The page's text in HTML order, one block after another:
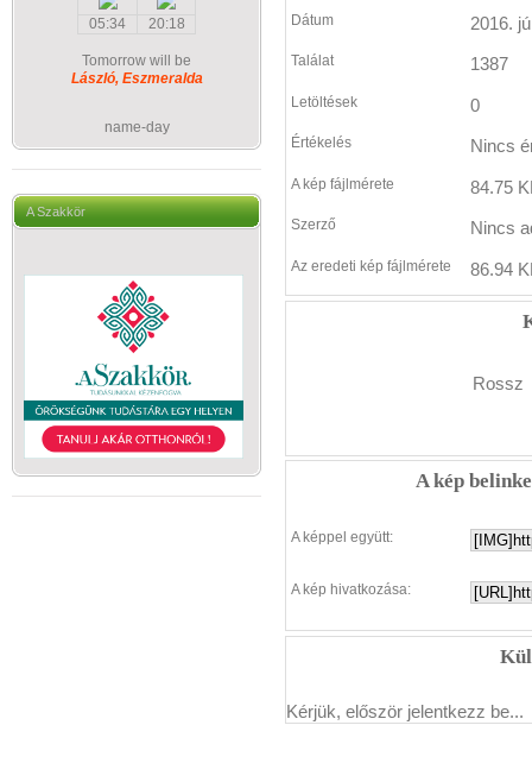
05:34 20:18
Tomorrow will be
László, Eszmeralda
name-day
A Szakkör
Dátum 2016.
Találat 1387
Letöltések 0
Értékelés Nincs
A kép fájlmérete 84.75
Szerző Nincs
Az eredeti kép fájlmérete 86.94
Rossz
A kép
A képpel együtt:
A kép hivatkozása:
Kérjük, először jelentkezz be...